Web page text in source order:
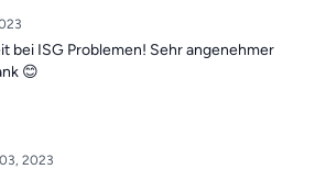
bei ISG Problemen! Sehr angenehmer
😊
2023